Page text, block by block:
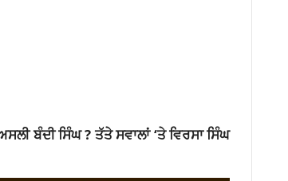
ਬੰਦੀ ਸਿੰਘ ? ਤੱਤੇ ਸਵਾਲਾਂ ‘ਤੇ ਵਿਰਸਾ ਸਿੰਘ